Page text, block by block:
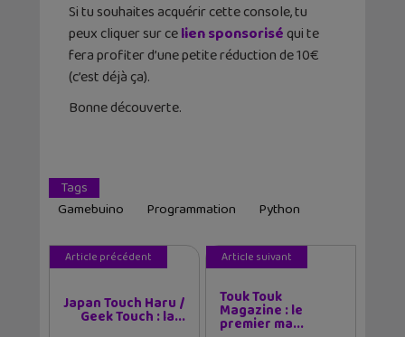
Si tu souhaites acquérir cette console, tu
peux cliquer sur celien sponsorisé qui te
fera profiter d’une petite réduction de 10€
(c’est déjà ça).
Bonne découverte.
Tags
Gamebuino
Programmation Python
Article précédent
Japan Touch Haru /
Geek Touch : la...
Article suivant
Touk Touk
Magazine : le
premier ma...